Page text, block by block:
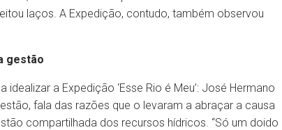
laços. A Expedição, contudo, também observou
gestão
a Expedição ‘Esse Rio é Meu’: José Hermano
fala das razões que o levaram a abraçar a causa
compartilhada dos recursos hídricos. “Só um doido